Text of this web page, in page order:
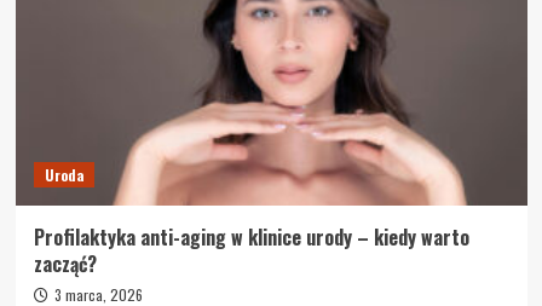
Uroda
Profilaktyka anti-aging w klinice urody – kiedy warto
zacząć?
3 marca, 2026